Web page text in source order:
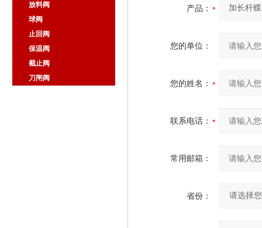
放料阀
球阀
止回阀
保温阀
截止阀
刀闸阀
产品：
您的单位：
您的姓名：
联系电话：
常用邮箱：
省份：